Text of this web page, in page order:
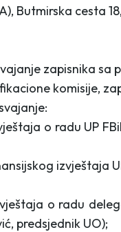
Butmirska cesta
zapisnika sa
komisije,
o radu UP
izvještaja
o radu
predsjednik UO);